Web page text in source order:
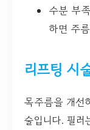
수분 부
하면 주
리프팅 시
목주름을 개선
술입니다. 필